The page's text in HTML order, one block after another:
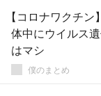
【コロナワクチ
体中にウイルス
はマシ
僕のまとめ